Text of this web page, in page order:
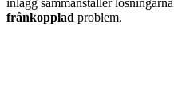
frånkopplad problem.